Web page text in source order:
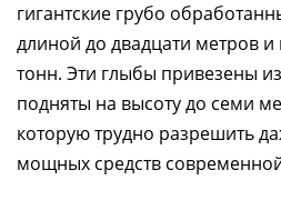
гигантские грубо
длиной до двадцати метров
тонн. Эти глыбы привезены
подняты на высоту до семи
которую трудно разрешить
мощных средств